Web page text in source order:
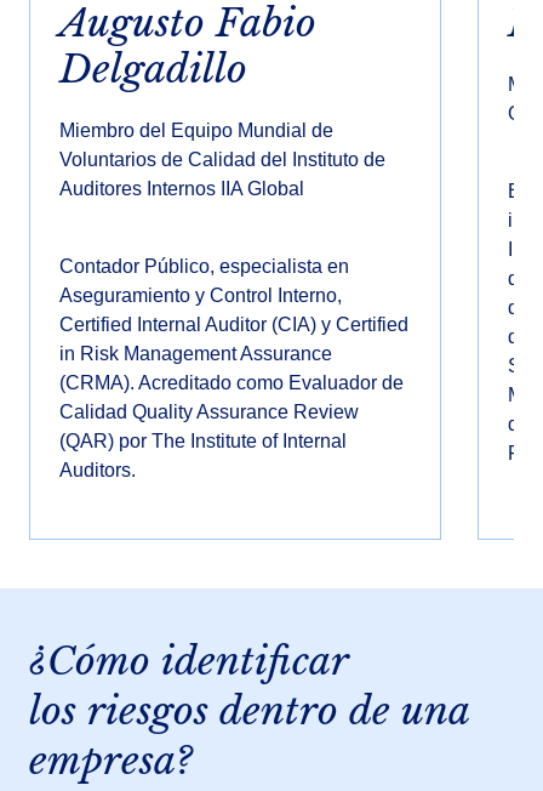
Augusto Fabio
Delgadillo
Miembro del Equipo Mundial de
Voluntarios de Calidad del Instituto de
Auditores Internos IIA Global
Contador Público, especialista en
Aseguramiento y Control Interno,
Certified Internal Auditor (CIA) y Certified
in Risk Management Assurance
(CRMA). Acreditado como Evaluador de
Calidad Quality Assurance Review
(QAR) por The Institute of Internal
Auditors.
de
de
de
de
¿Cómo identificar
los riesgos dentro de una
empresa?